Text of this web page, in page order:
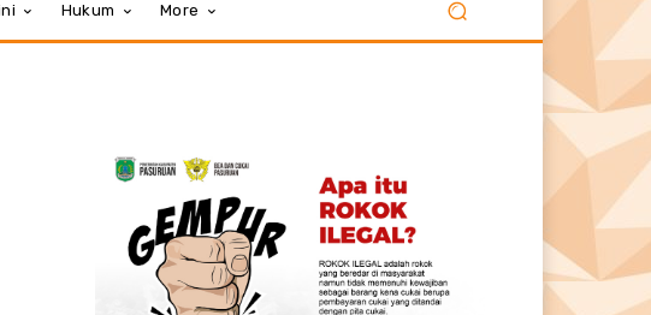
Hukum More